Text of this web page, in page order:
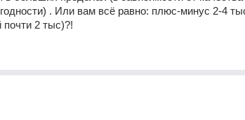
. Или вам всё равно: плюс-минус 2-4
почти 2 тыс)?!